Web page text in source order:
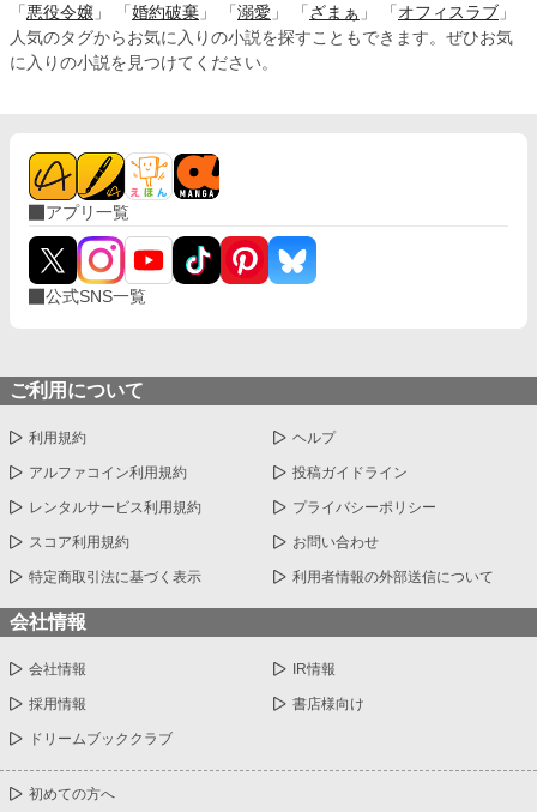
「 悪役令嬢 」 「 婚約破棄 」 「 溺愛 」 「 ざまぁ 」 「 オフィスラブ 」
人気のタグからお気に入りの小説を探すこともできます。ぜひお気
に入りの小説を見つけてください。
アプリ一覧
公式SNS一覧
ご利用について
利用規約 ヘルプ
アルファコイン利用規約 投稿ガイドライン
レンタルサービス利用規約 プライバシーポリシー
スコア利用規約 お問い合わせ
特定商取引法に基づく表示 利用者情報の外部送信について
会社情報
会社情報 IR情報
採用情報 書店様向け
ドリームブッククラブ
初めての方へ